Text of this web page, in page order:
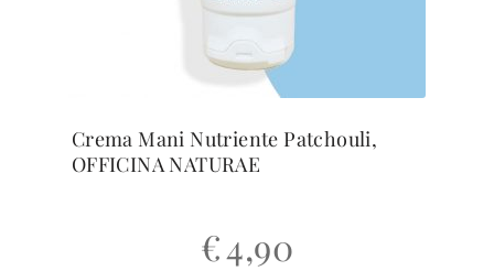
Crema Mani Nutriente Patchouli,
OFFICINA NATURAE
€4,90